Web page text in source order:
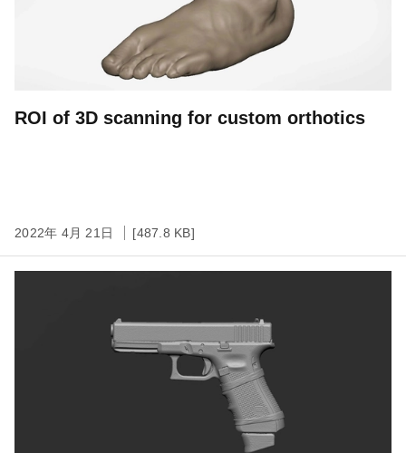
ROI of 3D scanning for custom orthotics
2022年 4月 21日 [487.8 KB]